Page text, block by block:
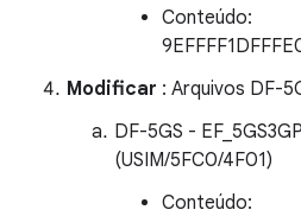
Conteúdo:
Modificar : Arquivos DF-
DF-5GS -
(USIM/5FC0/4F01)
Conteúdo: